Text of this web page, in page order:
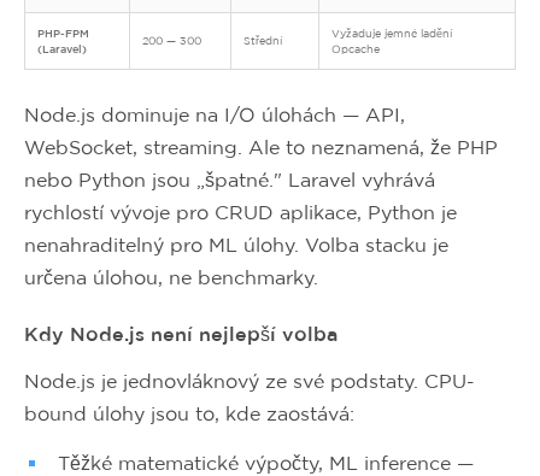
PHP-FPM
(Laravel)
200 — 300 Střední
Vyžaduje jemné ladění
Opcache
Node.js dominuje na I/O úlohách — API,
WebSocket, streaming. Ale to neznamená, že PHP
nebo Python jsou „špatné." Laravel vyhrává
rychlostí vývoje pro CRUD aplikace, Python je
nenahraditelný pro ML úlohy. Volba stacku je
určena úlohou, ne benchmarky.
Kdy Node.js není nejlepší volba
Node.js je jednovláknový ze své podstaty. CPU-
bound úlohy jsou to, kde zaostává:
Těžké matematické výpočty, ML inference —